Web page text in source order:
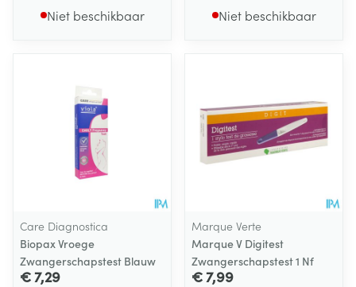
Niet beschikbaar Niet beschikbaar
Care Diagnostica
Biopax Vroege
Zwangerschapstest Blauw
€ 7,29
Marque Verte
Marque V Digitest
Zwangerschapstest 1 Nf
€ 7,99